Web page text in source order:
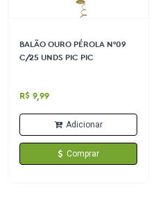
BALÃO OURO PÉROLA N°09
C/25 UNDS PIC PIC
R$ 9,99
Adicionar
Comprar